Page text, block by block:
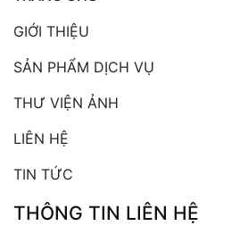
GIỚI THIỆU
SẢN PHẨM DỊCH VỤ
THƯ VIỆN ẢNH
LIÊN HỆ
TIN TỨC
THÔNG TIN LIÊN HỆ